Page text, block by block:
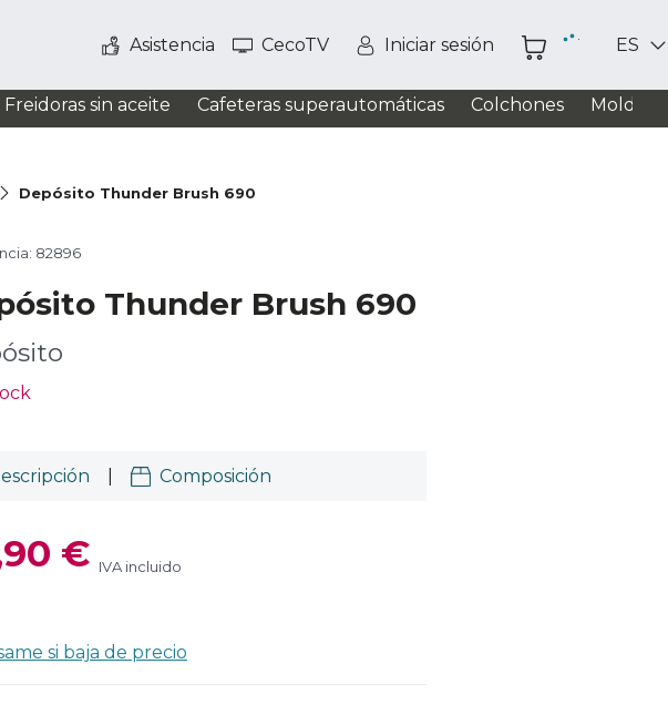
Asistencia CecoTV Iniciar sesión ES
Freidoras sin aceite Cafeteras superautomáticas Colchones
Depósito Thunder Brush 690
82896
Thunder Brush 690
Composición
€ IVA incluido
si baja de precio